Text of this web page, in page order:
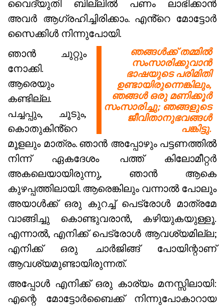
വൈദ്യുതി ബില്ലിൽ പണം ലാഭിക്കാൻ
അവർ ആഗ്രഹിച്ചിരിക്കാം. എൻ്റെ മോട്ടോർ
സൈക്കിൾ നിന്നുപോയി.
ഞങ്ങൾക്ക് തമ്മിൽ
സംസാരിക്കുവാൻ
ഭാഷയുടെ പരിമിതി
ഉണ്ടായിരുന്നെങ്കിലും,
ഞങ്ങൾ ഒരു മണിക്കൂർ
സംസാരിച്ചു; ഞങ്ങളുടെ
ജീവിതാനുഭവങ്ങൾ
പങ്കിട്ടു.
ഞാൻ ചുറ്റും
നോക്കി.
ആരെയും
കണ്ടില്ല.
പച്ചപ്പും, ചൂടും,
കൊതുകിൻ്റെ
മൂളലും മാത്രം. ഞാൻ അപ്പോഴും പട്ടണത്തിൽ
നിന്ന് ഏകദേശം പത്ത് കിലോമീറ്റർ
അകലെയായിരുന്നു, ഞാൻ ആകെ
കുഴപ്പത്തിലായി. ആരെങ്കിലും വന്നാൽ പോലും
അയാൾക്ക് ഒരു കുറച്ച് പെട്രോൾ മാത്രമേ
വാങ്ങിച്ചു കൊണ്ടുവരാൻ, കഴിയുകയുള്ളൂ.
എന്നാൽ, എനിക്ക് പെട്രോൾ ആവശ്യമില്ല;
എനിക്ക് ഒരു ചാർജിങ്ങ് പോയിന്റാണ്
ആവശ്യമുണ്ടായിരുന്നത്.
അപ്പോൾ എനിക്ക് ഒരു കാര്യം മനസ്സിലായി:
എന്റെ മോട്ടോർബൈക്ക് നിന്നുപോകാറായ